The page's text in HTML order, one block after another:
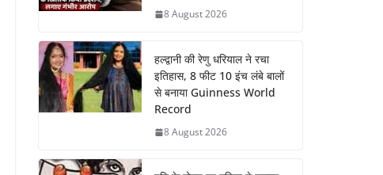
8 August 2026
हल्द्वानी की रेणु धरियाल ने रचा
इतिहास, 8 फीट 10 इंच लंबे बालों
से बनाया Guinness World
Record
8 August 2026